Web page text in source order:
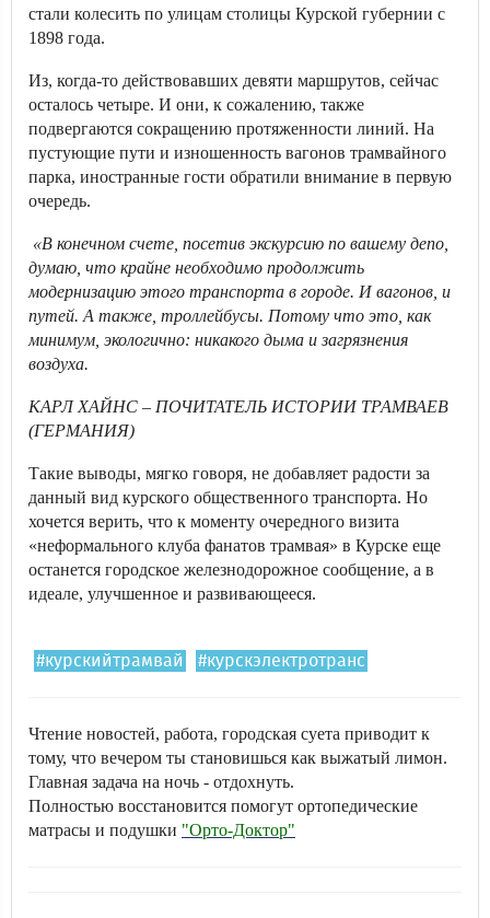
стали колесить по улицам столицы Курской губернии с
1898 года.
Из, когда-то действовавших девяти маршрутов, сейчас
осталось четыре. И они, к сожалению, также
подвергаются сокращению протяженности линий. На
пустующие пути и изношенность вагонов трамвайного
парка, иностранные гости обратили внимание в первую
очередь.
«В конечном счете, посетив экскурсию по вашему депо,
думаю, что крайне необходимо продолжить
модернизацию этого транспорта в городе. И вагонов, и
путей. А также, троллейбусы. Потому что это, как
минимум, экологично: никакого дыма и загрязнения
воздуха.
КАРЛ ХАЙНС – ПОЧИТАТЕЛЬ ИСТОРИИ ТРАМВАЕВ
(ГЕРМАНИЯ)
Такие выводы, мягко говоря, не добавляет радости за
данный вид курского общественного транспорта. Но
хочется верить, что к моменту очередного визита
«неформального клуба фанатов трамвая» в Курске еще
останется городское железнодорожное сообщение, а в
идеале, улучшенное и развивающееся.
#курскийтрамвай #курскэлектротранс
Чтение новостей, работа, городская суета приводит к
тому, что вечером ты становишься как выжатый лимон.
Главная задача на ночь - отдохнуть.
Полностью восстановится помогут ортопедические
матрасы и подушки "Орто-Доктор"